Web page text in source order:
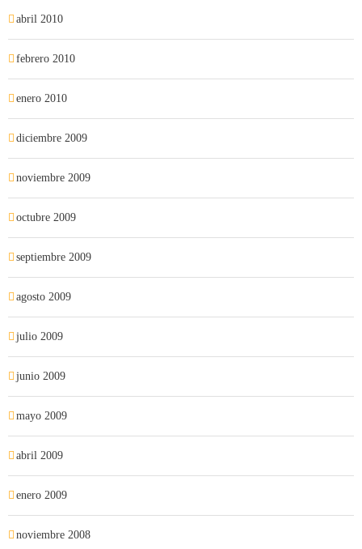
abril 2010
febrero 2010
enero 2010
diciembre 2009
noviembre 2009
octubre 2009
septiembre 2009
agosto 2009
julio 2009
junio 2009
mayo 2009
abril 2009
enero 2009
noviembre 2008